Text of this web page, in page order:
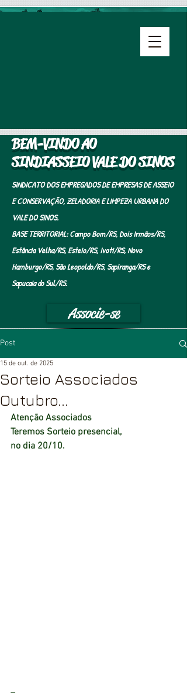
BEM-VINDO AO
SINDIASSEIO VALE DO SINOS
SINDICATO DOS EMPREGADOS DE EMPRESAS DE ASSEIO
E CONSERVAÇÃO, ZELADORIA E LIMPEZA URBANA DO
VALE DO SINOS.
​BASE TERRITORIAL: Campo Bom/RS, Dois Irmãos/RS,
Estância Velha/RS, Esteio/RS, Ivoti/RS, Novo
Hamburgo/RS, São Leopoldo/RS, Sapiranga/RS e
Sapucaia do Sul/RS.
Associe-se
Post
Sorteio Associados
Outubro...
15 de out. de 2025
Atenção Associados
Teremos Sorteio presencial,
no dia 20/10.